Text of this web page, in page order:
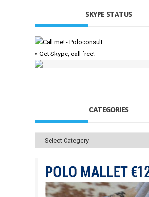
SKYPE STATUS
» Get Skype, call free!
CATEGORIES
Categories